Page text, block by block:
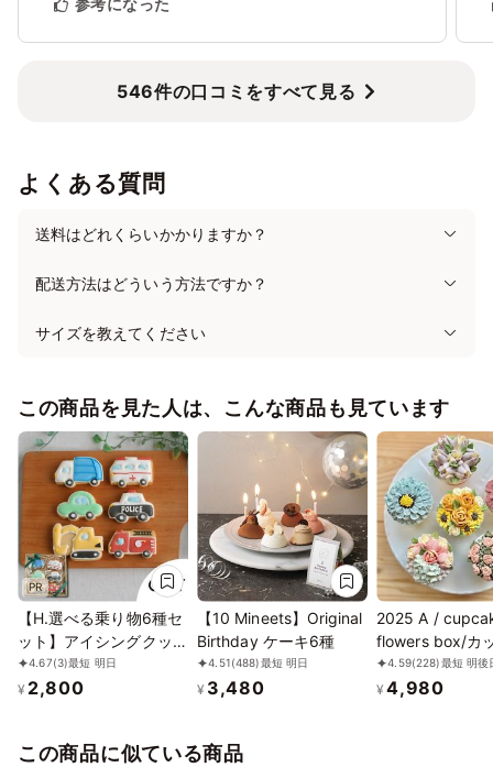
546件の口コミをすべて見る
よくある質問
送料はどれくらいかかりますか？
配送方法はどういう方法ですか？
サイズを教えてください
この商品を見た人は、こんな商品も見ています
PR
【H.選べる乗り物6種セ
ット】アイシングクッキ
ー クッキー 救急車 消防
車 パトカー 車 プチギフ
日 ケーキトッピング か
4.67(3)最短 明日
¥ 2,800
【10 Mineets】Original
Birthday ケーキ6種
4.51(488)最短 明日
¥ 3,480
2025 A /
flowers box/カ
キ6個セット
4.59(228)最短 明後
¥ 4,980
この商品に似ている商品